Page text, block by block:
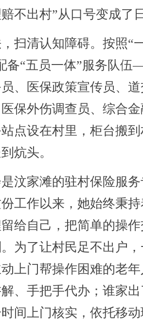
不出村”从口号变成了
清认知障碍。按照“
备“五员一体”服务队
、医保政策宣传员、
保外伤调查员、综合
点设在村里，柜台搬
炕头。
家滩的驻村保险服务
工作以来，她始终秉
给自己，把简单的操
为了让村民足不出户
上门帮操作困难的老
、手把手代办；谁家
间上门核实，依托移